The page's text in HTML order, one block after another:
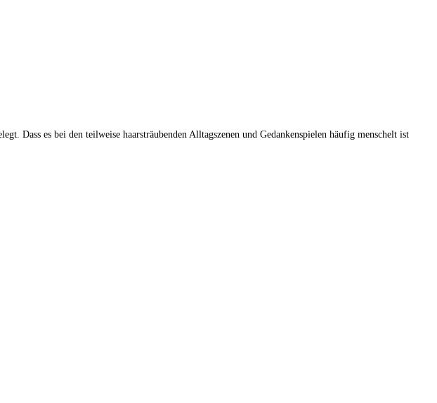
Dass es bei den teilweise haarsträubenden Alltagszenen und Gedankenspielen häufig menschelt ist